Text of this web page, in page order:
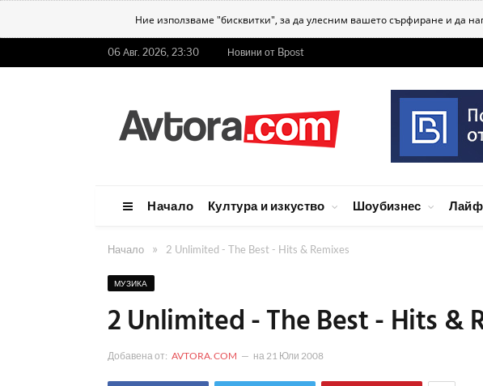
Ние използваме "бисквитки", за да улесним вашето сърфиране и да
06 Авг. 2026, 23:30 Новини от Bpost
Начало Култура и изкуство Шоубизнес
Начало » 2 Unlimited - The Best - Hits & Remixes
МУЗИКА
2 Unlimited - The Best - Hits &
Добавена от: AVTORA.COM на 21 Юли 2008